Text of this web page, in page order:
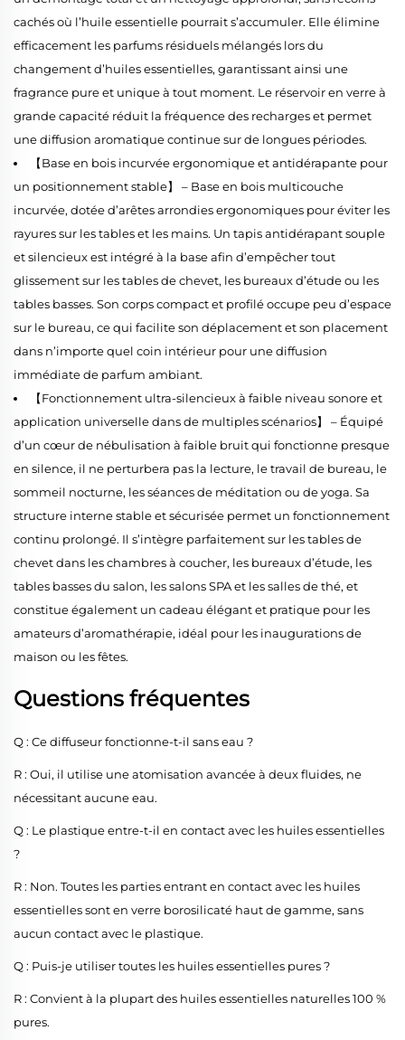
cachés où l’huile essentielle pourrait s’accumuler. Elle élimine
efficacement les parfums résiduels mélangés lors du
changement d’huiles essentielles, garantissant ainsi une
fragrance pure et unique à tout moment. Le réservoir en verre à
grande capacité réduit la fréquence des recharges et permet
une diffusion aromatique continue sur de longues périodes.
【Base en bois incurvée ergonomique et antidérapante pour
un positionnement stable】 – Base en bois multicouche
incurvée, dotée d’arêtes arrondies ergonomiques pour éviter les
rayures sur les tables et les mains. Un tapis antidérapant souple
et silencieux est intégré à la base afin d’empêcher tout
glissement sur les tables de chevet, les bureaux d’étude ou les
tables basses. Son corps compact et profilé occupe peu d’espace
sur le bureau, ce qui facilite son déplacement et son placement
dans n’importe quel coin intérieur pour une diffusion
immédiate de parfum ambiant.
【Fonctionnement ultra-silencieux à faible niveau sonore et
application universelle dans de multiples scénarios】 – Équipé
d’un cœur de nébulisation à faible bruit qui fonctionne presque
en silence, il ne perturbera pas la lecture, le travail de bureau, le
sommeil nocturne, les séances de méditation ou de yoga. Sa
structure interne stable et sécurisée permet un fonctionnement
continu prolongé. Il s’intègre parfaitement sur les tables de
chevet dans les chambres à coucher, les bureaux d’étude, les
tables basses du salon, les salons SPA et les salles de thé, et
constitue également un cadeau élégant et pratique pour les
amateurs d’aromathérapie, idéal pour les inaugurations de
maison ou les fêtes.
Questions fréquentes
Q : Ce diffuseur fonctionne-t-il sans eau ?
R : Oui, il utilise une atomisation avancée à deux fluides, ne
nécessitant aucune eau.
Q : Le plastique entre-t-il en contact avec les huiles essentielles
?
R : Non. Toutes les parties entrant en contact avec les huiles
essentielles sont en verre borosilicaté haut de gamme, sans
aucun contact avec le plastique.
Q : Puis-je utiliser toutes les huiles essentielles pures ?
R : Convient à la plupart des huiles essentielles naturelles 100 %
pures.